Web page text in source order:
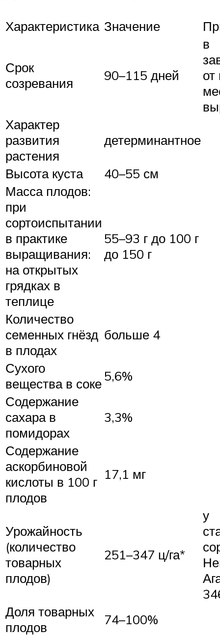
Характеристика Значение
Срок
созревания
90–115 дней
в
от
Характер
развития
растения
детерминантное
Высота куста
40–55 см
Масса плодов:
при
сортоиспытании
в практике
выращивания:
на открытых
грядках в
теплице
55–93 г до 100 г
до 150 г
Количество
семенных гнёзд
в плодах
больше 4
Сухого
вещества в соке5,6%
Содержание
сахара в
помидорах
3,3%
Содержание
аскорбиновой
кислоты в 100 г
плодов
17,1 мг
Урожайность
(количество
товарных
плодов)
251–347 ц/га*
у
Доля товарных
плодов
74–100%